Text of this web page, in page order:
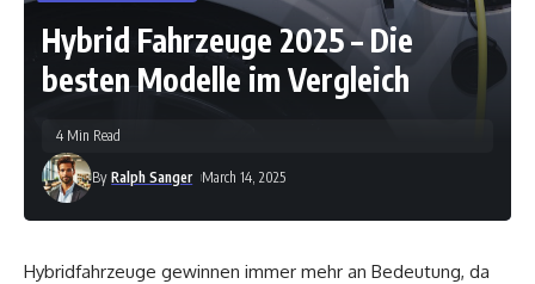
Hybrid Fahrzeuge 2025 – Die
besten Modelle im Vergleich
By Ralph Sanger March 14, 2025
4 Min Read
Hybridfahrzeuge gewinnen immer mehr an Bedeutung, da